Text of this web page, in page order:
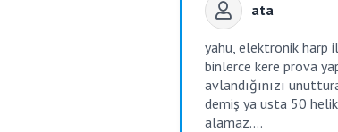
ata
yahu, elektronik harp
binlerce kere prova
avlandığınızı
demiş ya usta 50
alamaz....